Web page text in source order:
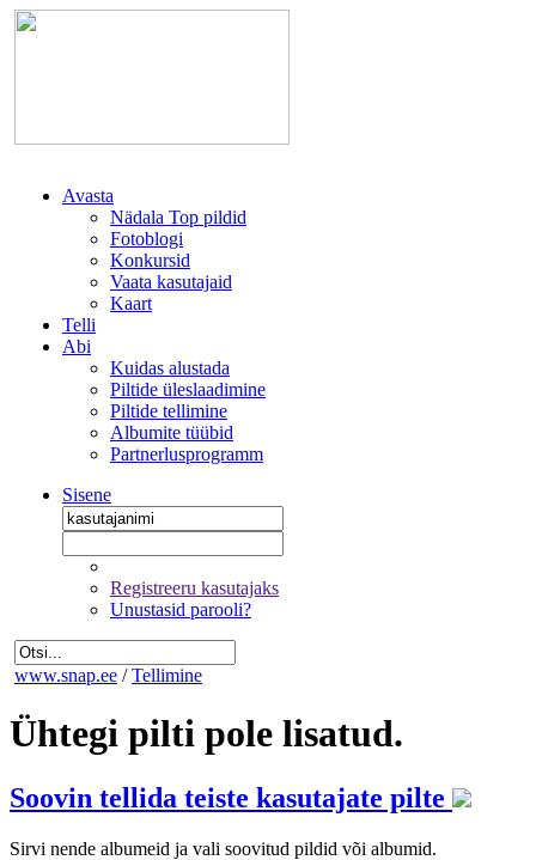
Avasta
Nädala Top pildid
Fotoblogi
Konkursid
Vaata kasutajaid
Kaart
Telli
Abi
Kuidas alustada
Piltide üleslaadimine
Piltide tellimine
Albumite tüübid
Partnerlusprogramm
Sisene
Registreeru kasutajaks
Unustasid parooli?
www.snap.ee / Tellimine
Ühtegi pilti pole lisatud.
Soovin tellida teiste kasutajate pilte
Sirvi nende albumeid ja vali soovitud pildid või albumid.